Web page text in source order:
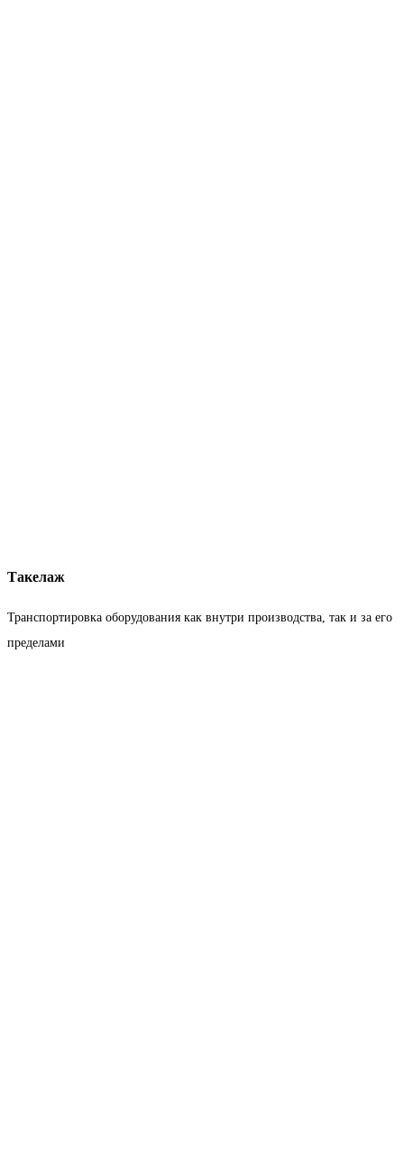
Такелаж
Транспортировка оборудования как внутри производства, так и за его
пределами